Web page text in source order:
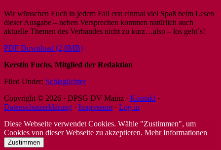
Wir wünschen Euch in jedem Fall erst einmal viel Spaß beim Lesen
dieser Ausgabe – neben Versprechen kommen natürlich auch
aktuelle Themen des Verbandes nicht zu kurz…also – los geht´s!
PDF Download (2,0MB)
Kerstin Fuchs, Mitglied der Redaktion
Filed Under: Schlaglichter
Copyright © 2026 · DPSG DV Mainz · Kontakt ·
Datenschutzerklärung · Impressum · Log in
Diese Webseite verwendet Cookies. Wähle "Zustimmen", um
Cookies von dieser Webseite zu akzeptieren. Mehr Informationen
Zustimmen